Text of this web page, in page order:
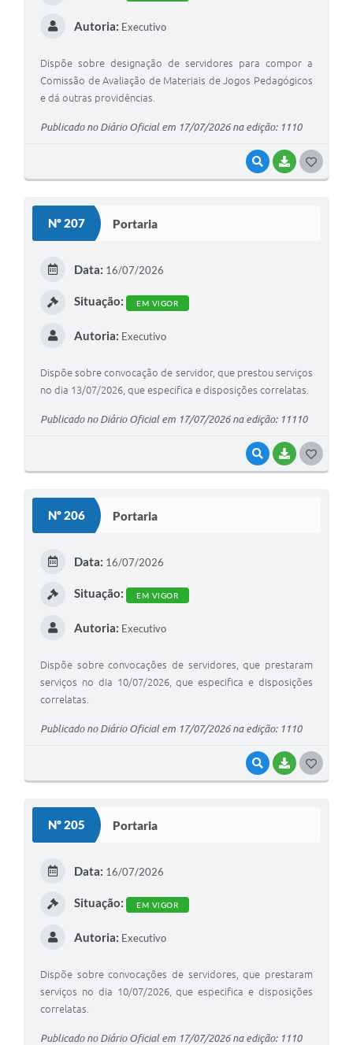
VISUALIZAR
BAIXAR
Autoria: Executivo
Dispõe sobre designação de servidores para compor a
Comissão de Avaliação de Materiais de Jogos Pedagógicos
e dá outras providências.
Publicado no Diário Oficial em 17/07/2026 na edição: 1110
Nº 207 Portaria
VISUALIZAR
BAIXAR
Data: 16/07/2026
Situação: EM VIGOR
Autoria: Executivo
Dispõe sobre convocação de servidor, que prestou serviços
no dia 13/07/2026, que especifica e disposições correlatas.
Publicado no Diário Oficial em 17/07/2026 na edição: 11110
Nº 206 Portaria
VISUALIZAR
BAIXAR
Data: 16/07/2026
Situação: EM VIGOR
Autoria: Executivo
Dispõe sobre convocações de servidores, que prestaram
serviços no dia 10/07/2026, que especifica e disposições
correlatas.
Publicado no Diário Oficial em 17/07/2026 na edição: 1110
Nº 205 Portaria
Data: 16/07/2026
Situação: EM VIGOR
Autoria: Executivo
Dispõe sobre convocações de servidores, que prestaram
serviços no dia 10/07/2026, que especifica e disposições
correlatas.
Publicado no Diário Oficial em 17/07/2026 na edição: 1110